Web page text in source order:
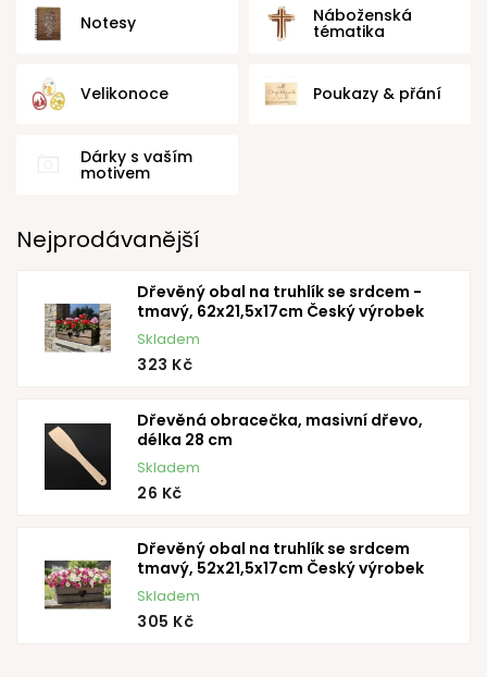
Notesy Náboženská
tématika
Velikonoce Poukazy & přání
Dárky s vaším
motivem
Nejprodávanější
Dřevěný obal na truhlík se srdcem -
tmavý, 62x21,5x17cm Český výrobek
Skladem
323 Kč
Dřevěná obracečka, masivní dřevo,
délka 28 cm
Skladem
26 Kč
Dřevěný obal na truhlík se srdcem
tmavý, 52x21,5x17cm Český výrobek
Skladem
305 Kč